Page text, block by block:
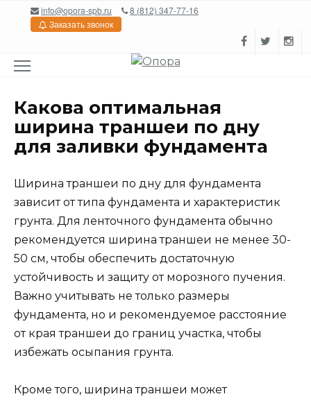
Перейтиinfo@opora-spb.ru
8 (812) 347-77-16
Заказать звонок
Какова оптимальная
ширина траншеи по дну
для заливки фундамента
Ширина траншеи по дну для фундамента
зависит от типа фундамента и характеристик
грунта. Для ленточного фундамента обычно
рекомендуется ширина траншеи не менее 30-
50 см, чтобы обеспечить достаточную
устойчивость и защиту от морозного пучения.
Важно учитывать не только размеры
фундамента, но и рекомендуемое расстояние
от края траншеи до границ участка, чтобы
избежать осыпания грунта.
Кроме того, ширина траншеи может